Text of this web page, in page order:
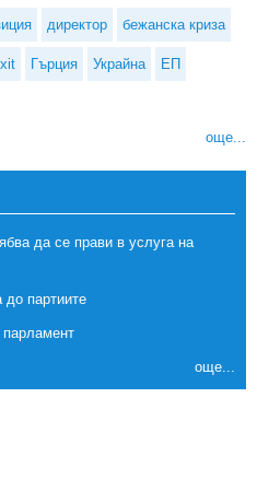
директор бежанска криза
Гърция Украйна ЕП
още...
да се прави в услуга на
до партиите
парламент
още...